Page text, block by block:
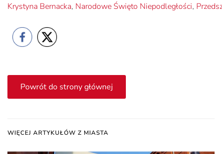
Krystyna Bernacka, Narodowe Święto Niepodległości,
Powrót do strony głównej
WIĘCEJ ARTYKUŁÓW Z MIASTA